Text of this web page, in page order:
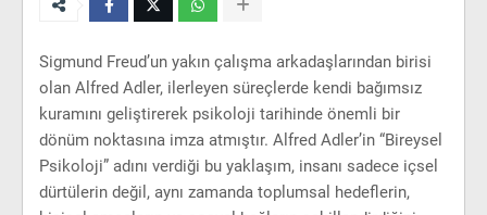
Sigmund Freud’un yakın çalışma arkadaşlarından birisi
olan Alfred Adler, ilerleyen süreçlerde kendi bağımsız
kuramını geliştirerek psikoloji tarihinde önemli bir
dönüm noktasına imza atmıştır. Alfred Adler’in “Bireysel
Psikoloji” adını verdiği bu yaklaşım, insanı sadece içsel
dürtülerin değil, aynı zamanda toplumsal hedeflerin,